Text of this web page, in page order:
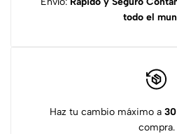
todo el
Haz tu cambio máximo a
compra.